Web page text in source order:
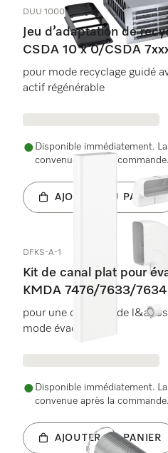
DUU 1000-2
Jeu d’adaptation de
CSDA 10 x 0/CSDA
pour mode recyclage guidé
actif régénérable
Disponible immédiatement.
convenue après la commande.
AJOUTER AU PANIER
DFKS-A-1
Kit de canal plat pour
KMDA 7476/7633/7634
pour une conduite de
mode évacuation.
Disponible immédiatement.
convenue après la commande.
AJOUTER AU PANIER